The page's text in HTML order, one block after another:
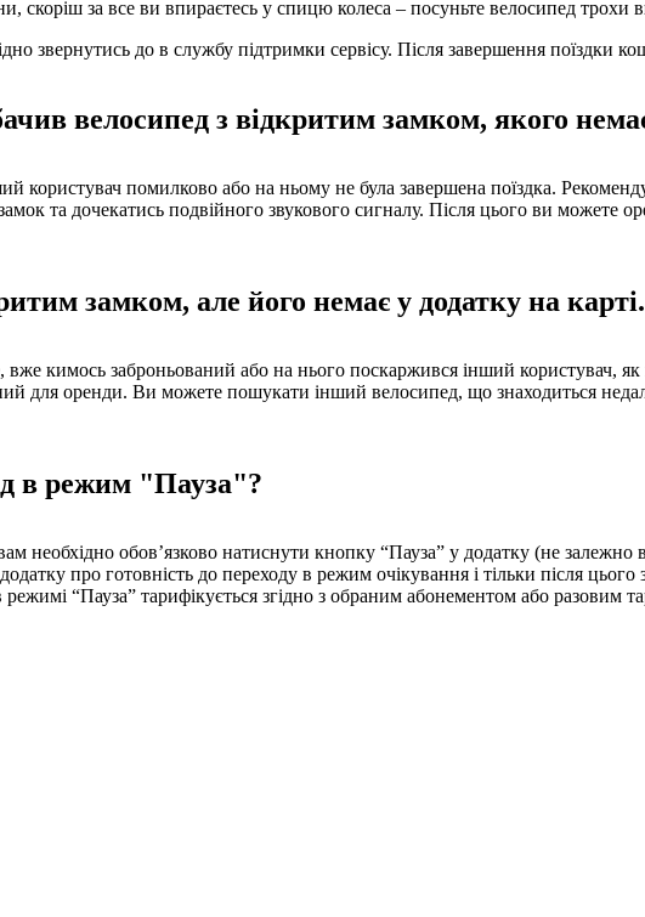
скоріш за все ви впираєтесь у спицю колеса – посуньте велосипед трохи
звернутись до в службу підтримки сервісу. Після завершення поїздки
велосипед з відкритим замком, якого
користувач помилково або на ньому не була завершена поїздка.
та дочекатись подвійного звукового сигналу. Після цього ви можете
замком, але його немає у додатку на карті.
кимось заброньований або на нього поскаржився інший користувач,
для оренди. Ви можете пошукати інший велосипед, що знаходиться
в режим "Пауза"?
необхідно обов’язково натиснути кнопку “Пауза” у додатку (не залежно
про готовність до переходу в режим очікування і тільки після
“Пауза” тарифікується згідно з обраним абонементом або разовим